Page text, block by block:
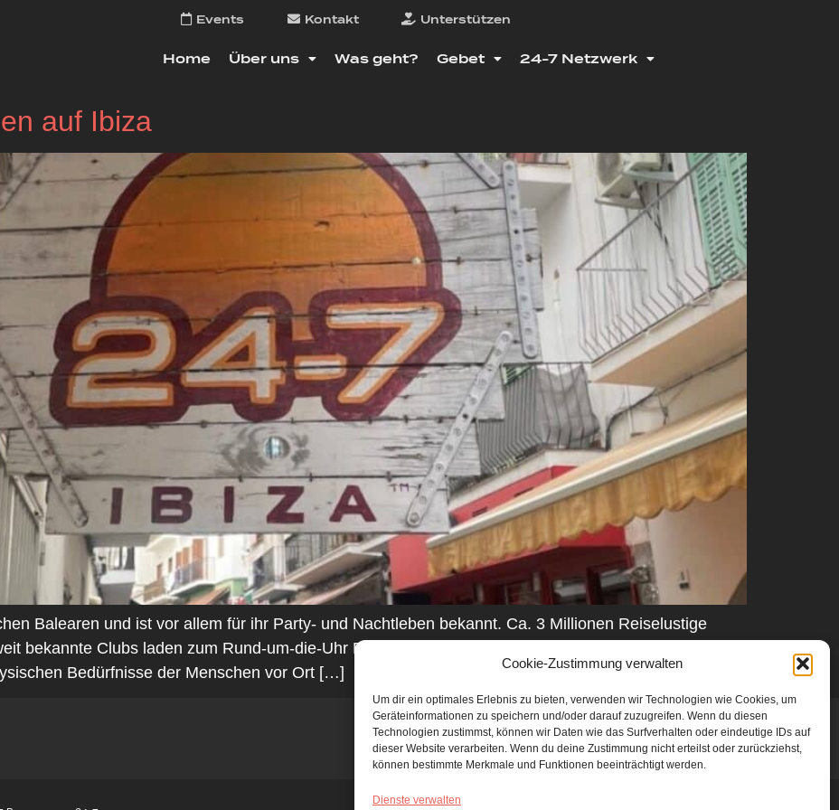
Cookie-Zustimmung verwalten
Um dir ein optimales Erlebnis zu bieten, verwenden wir Technologien wie Cookies, um
Geräteinformationen zu speichern und/oder darauf zuzugreifen. Wenn du diesen
Technologien zustimmst, können wir Daten wie das Surfverhalten oder eindeutige IDs auf
dieser Website verarbeiten. Wenn du deine Zustimmung nicht erteilst oder zurückziehst,
können bestimmte Merkmale und Funktionen beeinträchtigt werden.
Dienste verwalten
Events Kontakt Unterstützen
Home Über uns Was geht? Gebet 24-7 Netzwerk
auf Ibiza
Balearen und ist vor allem für ihr Party- und Nachtleben bekannt. Ca. 3 Millionen Reiselustige
bekannte Clubs laden zum Rund-um-die-Uhr Feiern ein. Seit über 20 Jahren möchte sich 24-7 Ibiza
Bedürfnisse der Menschen vor Ort […]